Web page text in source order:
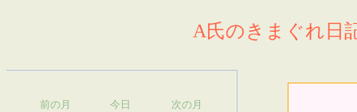
A氏のきまぐれ日
前の月 今日 次の月